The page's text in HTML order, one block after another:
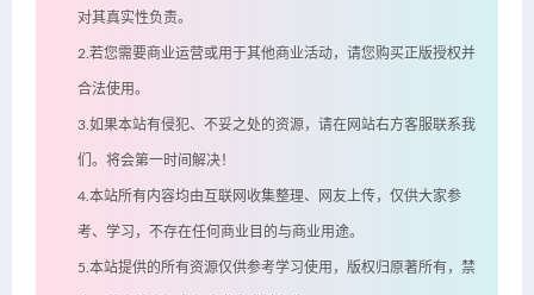
对其真实性负责。
2.若您需要商业运营或用于其他商业活动，请您购买正版授权并
合法使用。
3.如果本站有侵犯、不妥之处的资源，请在网站右方客服联系我
们。将会第一时间解决！
4.本站所有内容均由互联网收集整理、网友上传，仅供大家参
考、学习，不存在任何商业目的与商业用途。
5.本站提供的所有资源仅供参考学习使用，版权归原著所有，禁